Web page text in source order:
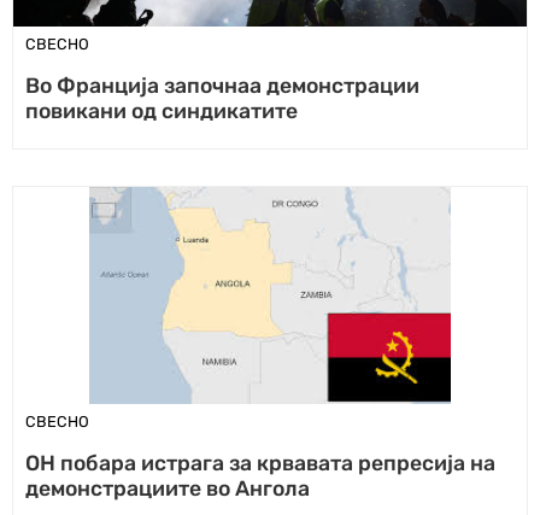
СВЕСНО
Во Франција започнаа демонстрации
повикани од синдикатите
СВЕСНО
ОН побара истрага за крвавата репресија на
демонстрациите во Ангола